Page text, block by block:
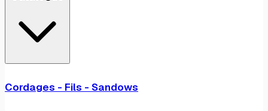
Cordages - Fils - Sandows